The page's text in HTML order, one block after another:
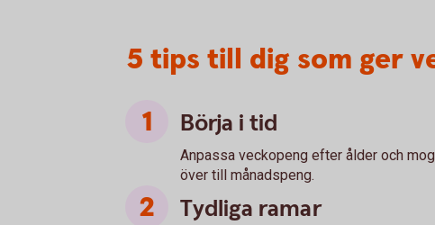
5 tips till dig som ger
Börja i tid
Anpassa veckopeng efter ålder och
över till månadspeng.
Tydliga ramar